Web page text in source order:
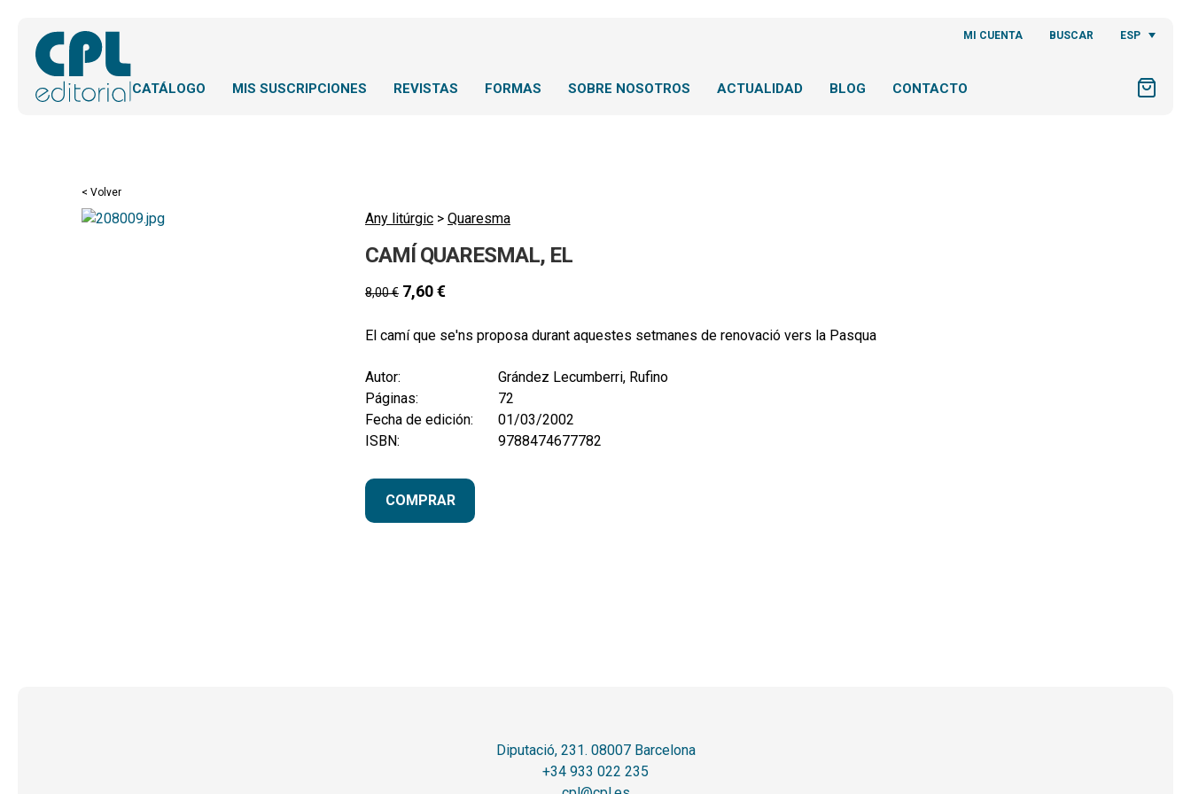
MI CUENTA BUSCAR ESP
CATÁLOGO MIS SUSCRIPCIONES REVISTAS FORMAS SOBRE NOSOTROS ACTUALIDAD BLOG CONTACTO
< Volver
Any litúrgic > Quaresma
CAMÍ QUARESMAL, EL
8,00€ 7,60€
El camí que se'ns proposa durant aquestes setmanes de renovació vers la Pasqua
Autor:
Grández Lecumberri, Rufino
Páginas:
72
Fecha de edición:
01/03/2002
ISBN:
9788474677782
COMPRAR
Diputació, 231. 08007 Barcelona
+34 933 022 235